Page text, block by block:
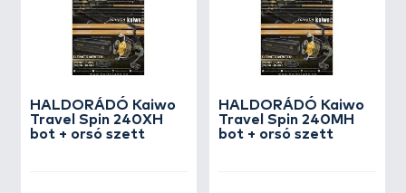
HALDORÁDÓ Kaiwo
Travel Spin 240XH
bot + orsó szett
HALDORÁDÓ Kaiwo
Travel Spin 240MH
bot + orsó szett